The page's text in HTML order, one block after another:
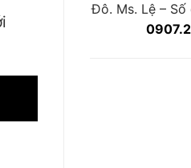
Đô. Ms. Lệ –